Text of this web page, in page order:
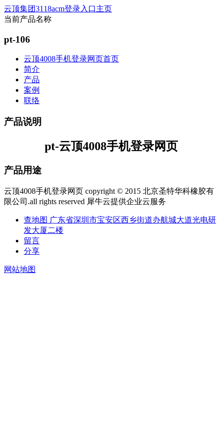
云顶集团3118acm登录入口主页
当前产品名称
pt-106
云顶4008手机登录网页首页
简介
产品
案例
联络
产品说明
pt-云顶4008手机登录网页
产品用途
云顶4008手机登录网页 copyright © 2015 北京圣特华科橡胶有
限公司.all rights reserved 犀牛云提供企业云服务
查地图 广东省深圳市宝安区西乡街道办航城大道光电研
发大厦二楼
留言
分享
网站地图